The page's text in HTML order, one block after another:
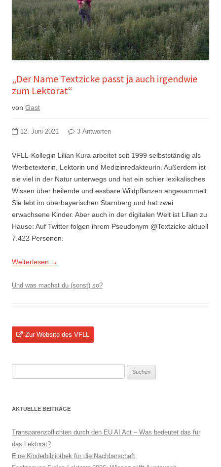
„Der Name Textzicke passt ja auch irgendwie
zum Lektorat“
von Gast
12. Juni 2021 3 Antworten
VFLL-Kollegin Lilian Kura arbeitet seit 1999 selbstständig als
Werbetexterin, Lektorin und Medizinredakteurin. Außerdem ist
sie viel in der Natur unterwegs und hat ein schier lexikalisches
Wissen über heilende und essbare Wildpflanzen angesammelt.
Sie lebt im oberbayerischen Starnberg und hat zwei
erwachsene Kinder. Aber auch in der digitalen Welt ist Lilian zu
Hause: Auf Twitter folgen ihrem Pseudonym @Textzicke aktuell
7.422 Personen.
Weiterlesen →
Und was machst du (sonst) so?
Zur Website des VFLL
AKTUELLE BEITRÄGE
Transparenzpflichten durch den EU AI Act – Was bedeutet das für
das Lektorat?
Eine Kinderbibliothek für die Nachbarschaft